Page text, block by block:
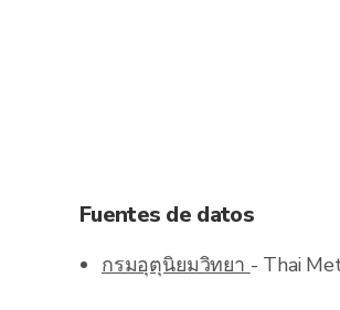
Fuentes de datos
กรมอุตุนิยมวิทยา - Thai